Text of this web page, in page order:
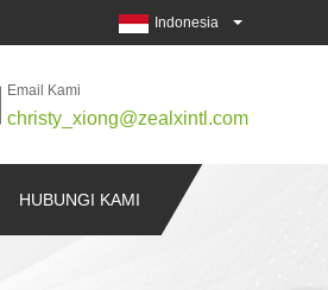
Indonesia
Email Kami
christy_xiong@zealxintl.com
HUBUNGI KAMI